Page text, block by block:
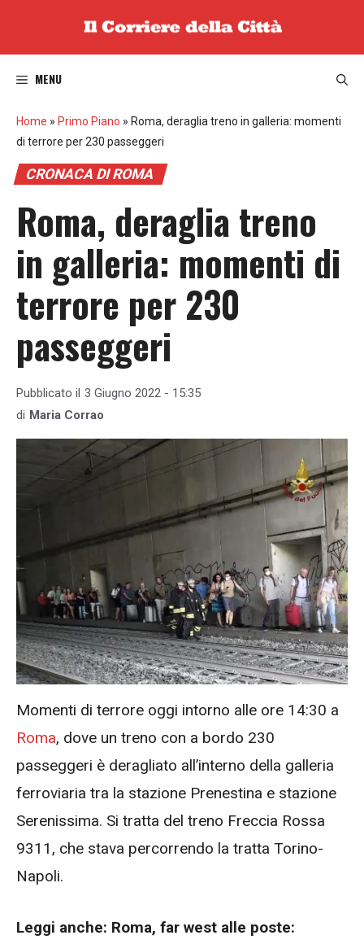
MENU
Home » Primo Piano » Roma, deraglia treno in galleria: momenti
di terrore per 230 passeggeri
CRONACA DI ROMA
Roma, deraglia treno
in galleria: momenti di
terrore per 230
passeggeri
Pubblicato il 3 Giugno 2022 - 15:35
di Maria Corrao
Momenti di terrore oggi intorno alle ore 14:30 a
Roma, dove un treno con a bordo 230
passeggeri è deragliato all’interno della galleria
ferroviaria tra la stazione Prenestina e stazione
Serenissima. Si tratta del treno Freccia Rossa
9311, che stava percorrendo la tratta Torino-
Napoli.
Leggi anche: Roma, far west alle poste: